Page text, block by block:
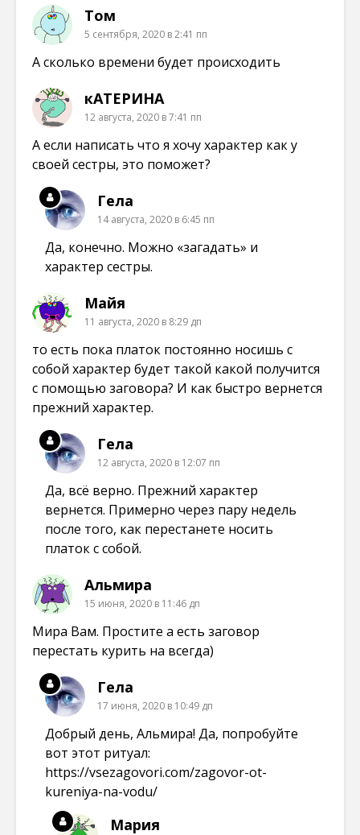
Том
5 сентября, 2020 в 2:41 пп
А сколько времени будет происходить
кАТЕРИНА
12 августа, 2020 в 7:41 пп
А если написать что я хочу характер как у
своей сестры, это поможет?
Гела
14 августа, 2020 в 6:45 пп
Да, конечно. Можно «загадать» и
характер сестры.
Майя
11 августа, 2020 в 8:29 дп
то есть пока платок постоянно носишь с
собой характер будет такой какой получится
с помощью заговора? И как быстро вернется
прежний характер.
Гела
12 августа, 2020 в 12:07 пп
Да, всё верно. Прежний характер
вернется. Примерно через пару недель
после того, как перестанете носить
платок с собой.
Альмира
15 июня, 2020 в 11:46 дп
Мира Вам. Простите а есть заговор
перестать курить на всегда)
Гела
17 июня, 2020 в 10:49 дп
Добрый день, Альмира! Да, попробуйте
вот этот ритуал:
https://vsezagovori.com/zagovor-ot-
kureniya-na-vodu/
Мария